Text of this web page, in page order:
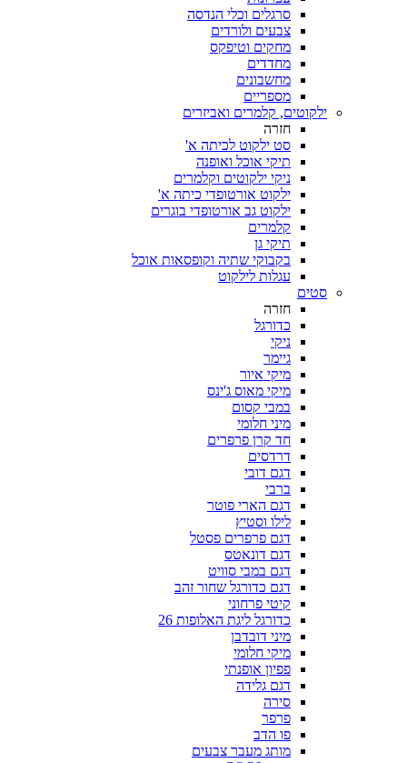
סרגלים וכלי הנדסה
צבעים ולורדים
מחקים וטיפקס
מחדדים
מחשבונים
מספריים
ילקוטים, קלמרים ואביזרים
חזרה
סט ילקוט לכיתה א'
תיקי אוכל ואופנה
ניקי ילקוטים וקלמרים
ילקוט אורטופדי כיתה א'
ילקוט גב אורטופדי בוגרים
קלמרים
תיקי גן
בקבוקי שתיה וקופסאות אוכל
עגלות לילקוט
סטים
חזרה
כדורגל
ניקי
גיימר
מיקי איור
מיקי מאוס ג'ינס
במבי קסום
מיני חלומי
חד קרן פרפרים
דרדסים
דגם דובי
ברבי
דגם הארי פוטר
לילו וסטיץ
דגם פרפרים פסטל
דגם דונאטס
דגם במבי סוויט
דגם כדורגל שחור זהב
קיטי פרחוני
כדורגל ליגת האלופות 26
מיני דובדבן
מיקי חלומי
פפיון אופנתי
דגם גלידה
סירה
פרפר
פו הדב
מותג מעבר צבעים